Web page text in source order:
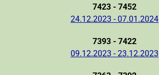
7423 - 7452
24.12.2023 - 07.01.2024
7393 - 7422
09.12.2023 - 23.12.2023